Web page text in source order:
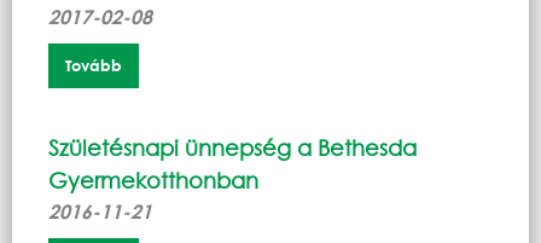
2017-02-08
Tovább
Születésnapi ünnepség a Bethesda
Gyermekotthonban
2016-11-21